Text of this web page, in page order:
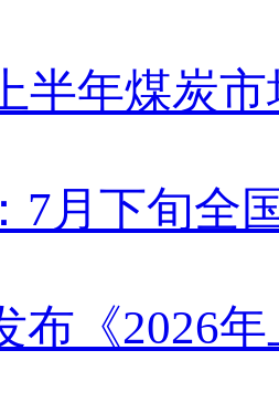
半年煤炭
7月下旬全
布《2026